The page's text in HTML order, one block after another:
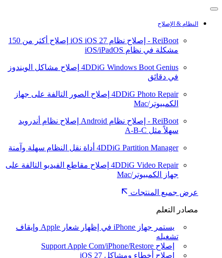
النظام & الإصلاح
ReiBoot - إصلاح نظام iOS iOS 27
إصلاح أكثر من 150
مشكلة في نظام iOS/iPadOS
4DDiG Windows Boot Genius إصلاح مشاكل الويندوز
في دقائق
4DDiG Photo Repair إصلاح الصور التالفة على جهاز
الكمبيوتر/Mac
ReiBoot - إصلاح نظام Android
إصلاح نظام أندرويد
سهلاً مثل A-B-C
4DDiG Partition Manager أداة نقل النظام سهلة وآمنة
4DDiG Video Repair إصلاح مقاطع الفيديو التالفة على
جهاز الكمبيوتر/Mac
عرض جميع المنتجات
مصادر التعلم
يستمر جهاز iPhone في إظهار شعار Apple وإيقاف
تشغيله
إصلاح Support Apple Com/iPhone/Restore
إصلاح أخطاء ومشاكل iOS 27